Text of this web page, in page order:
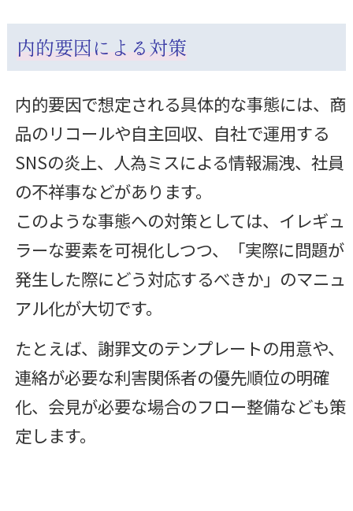
内的要因による対策
内的要因で想定される具体的な事態には、商
品のリコールや自主回収、自社で運用する
SNSの炎上、人為ミスによる情報漏洩、社員
の不祥事などがあります。
このような事態への対策としては、イレギュ
ラーな要素を可視化しつつ、「実際に問題が
発生した際にどう対応するべきか」のマニュ
アル化が大切です。
たとえば、謝罪文のテンプレートの用意や、
連絡が必要な利害関係者の優先順位の明確
化、会見が必要な場合のフロー整備なども策
定します。